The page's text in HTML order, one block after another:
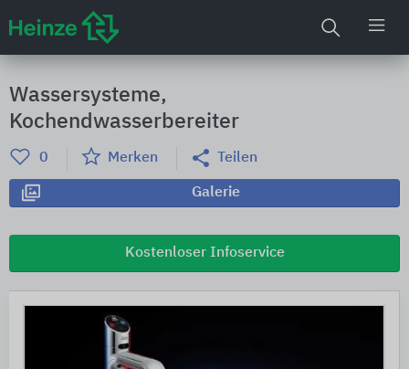
Wassersysteme,
Kochendwasserbereiter
0 Merken Teilen
Galerie
Kostenloser Infoservice